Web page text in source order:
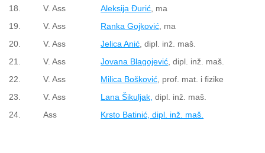
18.
V. Ass Aleksija Đurić , ma
19.
V. Ass Ranka Gojković , ma
20.
V. Ass Jelica Anić , dipl. inž. maš.
21.
V. Ass Jovana Blagojević , dipl. inž. maš.
22.
V. Ass Milica Bošković , prof. mat. i fizike
23.
V. Ass Lana Šikuljak, dipl. inž. maš.
24.
Ass Krsto Batinić, dipl. inž. maš.